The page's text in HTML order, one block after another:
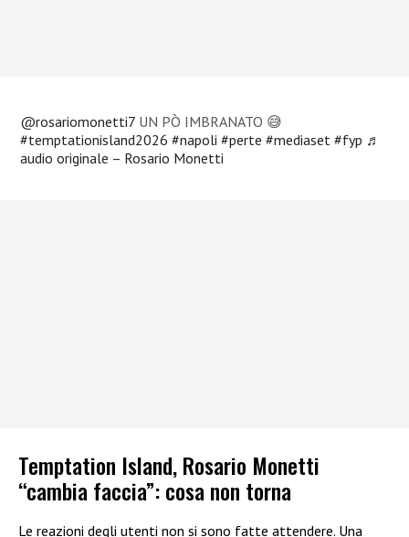
@rosariomonetti7 UN PÒ IMBRANATO 😅
#temptationisland2026 #napoli #perte #mediaset #fyp ♬
audio originale – Rosario Monetti
Temptation Island, Rosario Monetti
“cambia faccia”: cosa non torna
Le reazioni degli utenti non si sono fatte attendere. Una